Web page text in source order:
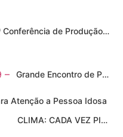
18ª Conferência de Produção Mais Limpa e Mudanças Climáticas – 23 de agosto
Grande Encontro de Psoríase e Vitíligo 2019 – 25 de maio
Atenção a Pessoa Idosa
CLIMA: CADA VEZ PIOR